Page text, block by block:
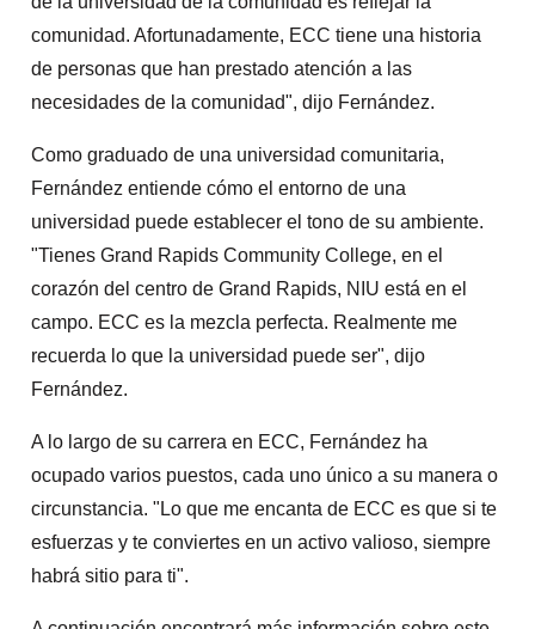
comunidad. Afortunadamente, ECC tiene una historia
de personas que han prestado atención a las
necesidades de la comunidad", dijo Fernández.
Como graduado de una universidad comunitaria,
Fernández entiende cómo el entorno de una
universidad puede establecer el tono de su ambiente.
"Tienes Grand Rapids Community College, en el
corazón del centro de Grand Rapids, NIU está en el
campo. ECC es la mezcla perfecta. Realmente me
recuerda lo que la universidad puede ser", dijo
Fernández.
A lo largo de su carrera en ECC, Fernández ha
ocupado varios puestos, cada uno único a su manera o
circunstancia. "Lo que me encanta de ECC es que si te
esfuerzas y te conviertes en un activo valioso, siempre
habrá sitio para ti".